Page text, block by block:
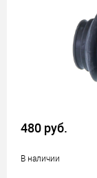
480 руб.
В наличии